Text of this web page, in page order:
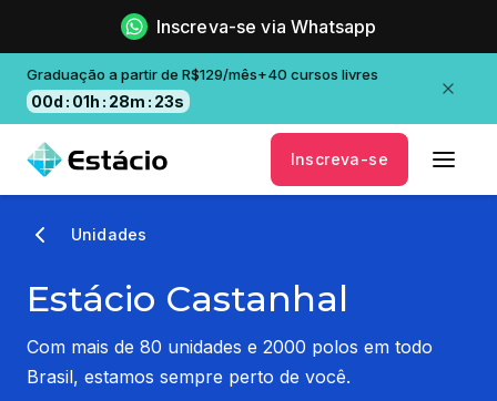
Inscreva-se via Whatsapp
Graduação a partir de R$129/mês+40 cursos livres
00d : 01h : 28m : 22s
Inscreva-se
Unidades
Estácio Castanhal
Com mais de 80 unidades e 2000 polos em todo
Brasil, estamos sempre perto de você.